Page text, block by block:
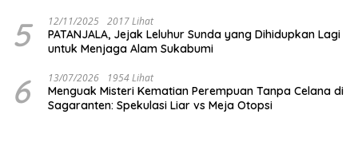
5 12/11/2025 2017 Lihat
PATANJALA, Jejak Leluhur Sunda yang Dihidupkan Lagi
untuk Menjaga Alam Sukabumi
6 13/07/2026 1954 Lihat
Menguak Misteri Kematian Perempuan Tanpa Celana di
Sagaranten: Spekulasi Liar vs Meja Otopsi